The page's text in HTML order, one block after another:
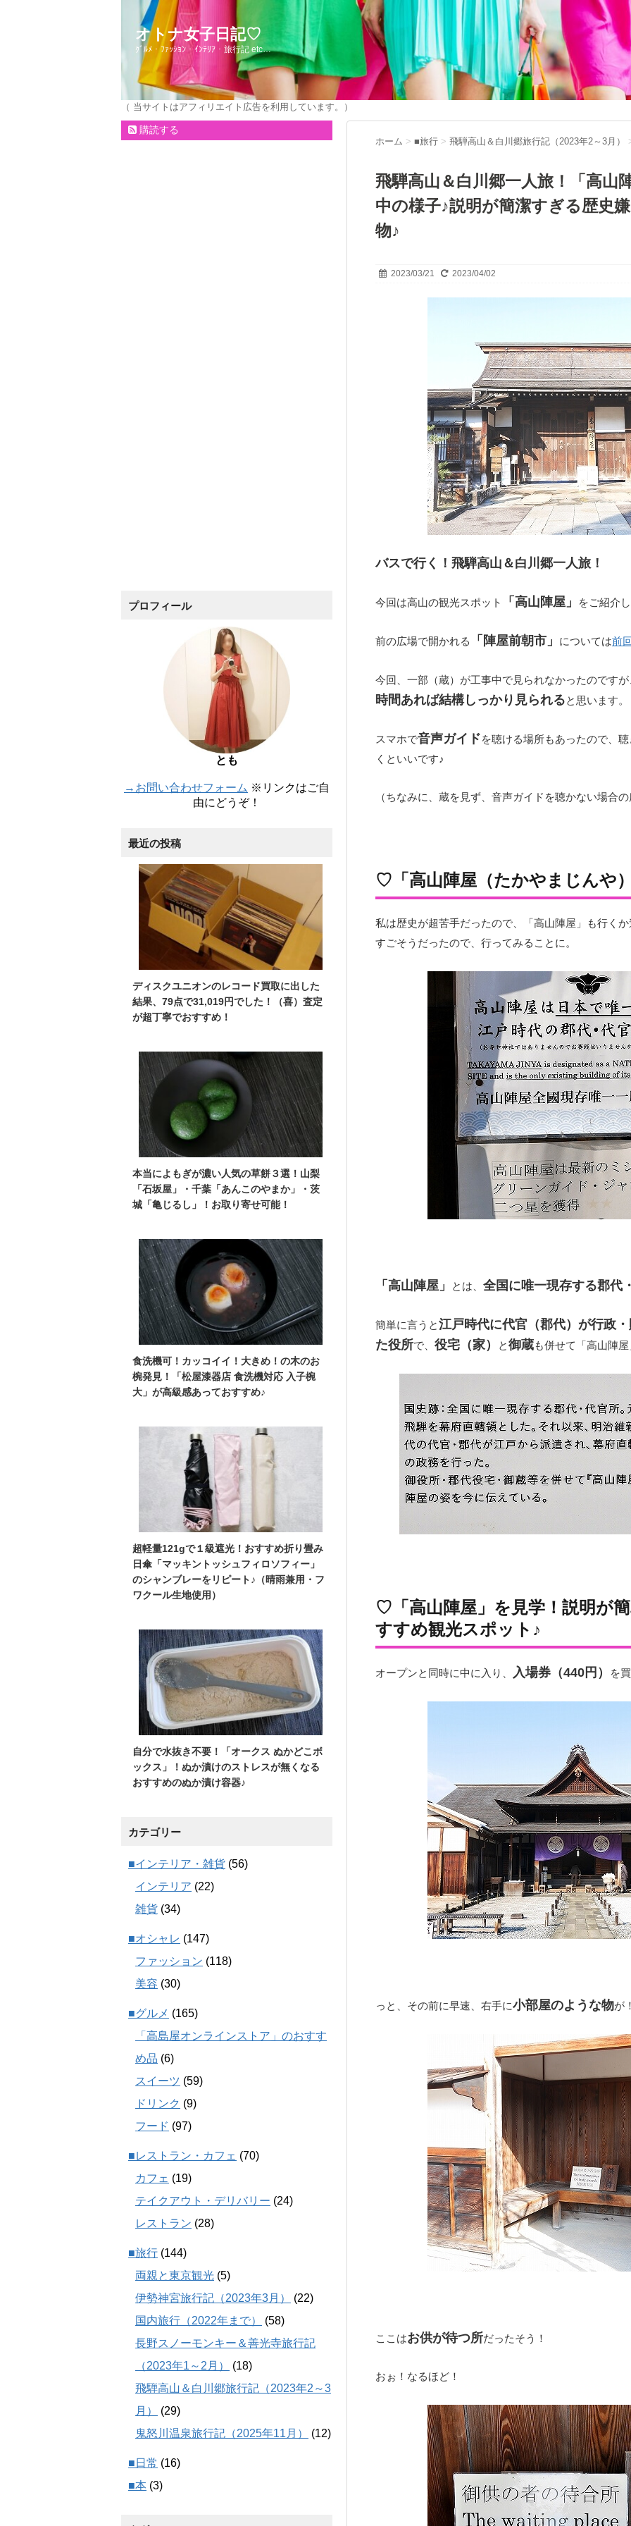
オトナ女子日記♡
ｸﾞﾙﾒ・ﾌｧｯｼｮﾝ・ｲﾝﾃﾘｱ・旅行記 etc…
（ 当サイトはアフィリエイト広告を利用しています。）
ホーム > ■旅行 > 飛騨高山＆白川郷旅行記（2023年2～3月）
飛騨高山＆白川郷一人旅！「高山
中の様子♪説明が簡潔すぎる歴史
物♪
2023/03/21 2023/04/02
バスで行く！飛騨高山＆白川郷一人旅！
今回は高山の観光スポット 「高山陣屋」 をご紹介
前の広場で開かれる 「陣屋前朝市」 については前
今回、一部（蔵）が工事中で見られなかったのです
時間あれば結構しっかり見られると思います。
スマホで音声ガイドを聴ける場所もあったので、
くといいです♪
（ちなみに、蔵を見ず、音声ガイドを聴かない場合
♡「高山陣屋（たかやまじんや
私は歴史が超苦手だったので、「高山陣屋」も行く
すごそうだったので、行ってみることに。
「高山陣屋」 とは、 全国に唯一現存する郡代
簡単に言うと江戸時代に代官（郡代）が行政
た役所で、 役宅（家） と御蔵も併せて「高山陣
♡「高山陣屋」を見学！説明が
すすめ観光スポット♪
オープンと同時に中に入り、 入場券（440円） を
っと、その前に早速、右手に小部屋のような物が
ここはお供が待つ所だったそう！
おぉ！なるほど！
購読する
プロフィール
とも
→お問い合わせフォーム ※リンクはご自
由にどうぞ！
最近の投稿
ディスクユニオンのレコード買取に出した
結果、79点で31,019円でした！（喜）査定
が超丁寧でおすすめ！
本当によもぎが濃い人気の草餅３選！山梨
「石坂屋」・千葉「あんこのやまか」・茨
城「亀じるし」！お取り寄せ可能！
食洗機可！カッコイイ！大きめ！の木のお
椀発見！「松屋漆器店 食洗機対応 入子椀
大」が高級感あっておすすめ♪
超軽量121gで１級遮光！おすすめ折り畳み
日傘「マッキントッシュフィロソフィー」
のシャンブレーをリピート♪（晴雨兼用・フ
ワクール生地使用）
自分で水抜き不要！「オークス ぬかどこボ
ックス」！ぬか漬けのストレスが無くなる
おすすめのぬか漬け容器♪
カテゴリー
■インテリア・雑貨 (56)
インテリア (22)
雑貨 (34)
■オシャレ (147)
ファッション (118)
美容 (30)
■グルメ (165)
「高島屋オンラインストア」のおすす
め品 (6)
スイーツ (59)
ドリンク (9)
フード (97)
■レストラン・カフェ (70)
カフェ (19)
テイクアウト・デリバリー (24)
レストラン (28)
■旅行 (144)
両親と東京観光 (5)
伊勢神宮旅行記（2023年3月）
(22)
国内旅行（2022年まで）
(58)
長野スノーモンキー＆善光寺旅行記
（2023年1～2月）
(18)
飛騨高山＆白川郷旅行記（2023年2～3
月）
(29)
鬼怒川温泉旅行記（2025年11月）
(12)
■日常 (16)
■本 (3)